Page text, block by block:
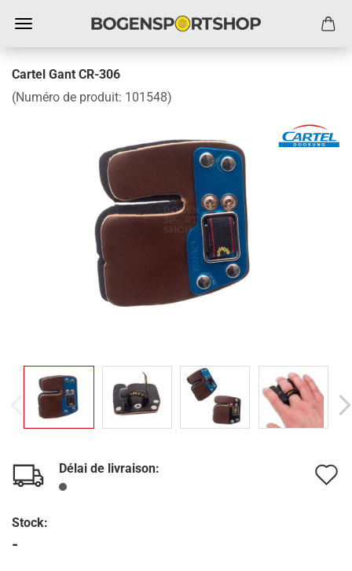
Cartel Gant CR-306
(Numéro de produit: 101548)
Délai de livraison:
Stock:
-